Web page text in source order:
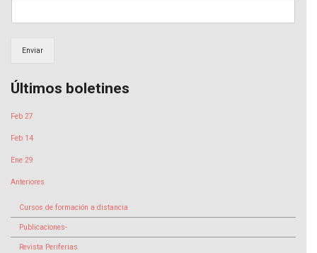
Enviar
Últimos boletines
Feb 27
Feb 14
Ene 29
Anteriores
Cursos de formación a distancia
Publicaciones-
Revista Periferias